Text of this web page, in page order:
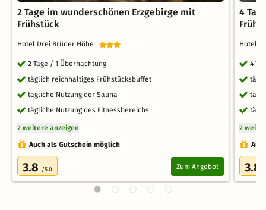
2 Tage im wunderschönen Erzgebirge mit
Frühstück
Hotel Drei Brüder Höhe
2 Tage / 1 Übernachtung
täglich reichhaltiges Frühstücksbuffet
tägliche Nutzung der Sauna
tägliche Nutzung des Fitnessbereichs
2 weitere anzeigen
Auch als Gutschein möglich
3.8 /5.0 Zum Angebot
4
Hotel
4
2
3.8